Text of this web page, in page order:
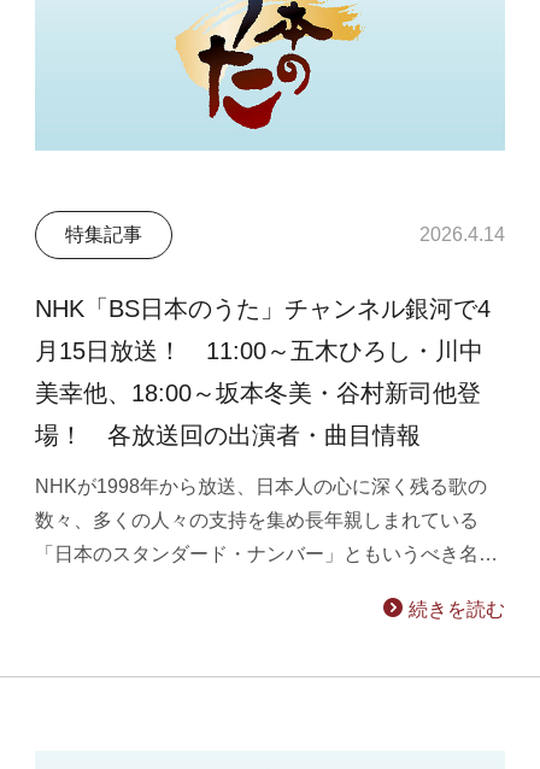
特集記事 2026.4.14
NHK「BS日本のうた」チャンネル銀河で4
月15日放送！ 11:00～五木ひろし・川中
美幸他、18:00～坂本冬美・谷村新司他登
場！ 各放送回の出演者・曲目情報
NHKが1998年から放送、日本人の心に深く残る歌の
数々、多くの人々の支持を集め長年親しまれている
「日本のスタンダード・ナンバー」ともいうべき名…
続きを読む